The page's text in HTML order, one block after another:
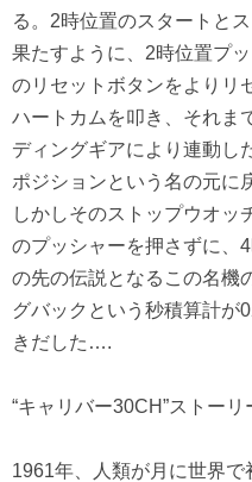
る。2時位置のスタートと
果たすように、2時位置プ
のリセットボタンをよりリ
ハートカムを叩き、それま
ディングギアにより連動し
ポジションという名の元に
しかしそのストップウオッ
のプッシャーを押さずに、
の先の伝説となるこの名機
グバックという秒積算計が
きだした….
“キャリバー30CH”ストー
1961年、人類が月に世界